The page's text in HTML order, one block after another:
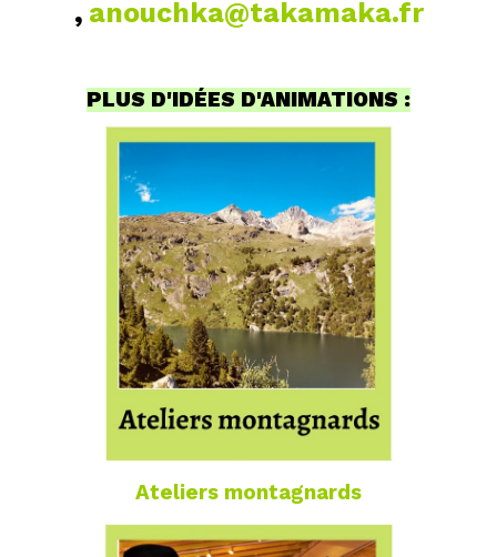
, anouchka@takamaka.fr
PLUS D'IDÉES D'ANIMATIONS :
Ateliers montagnard s